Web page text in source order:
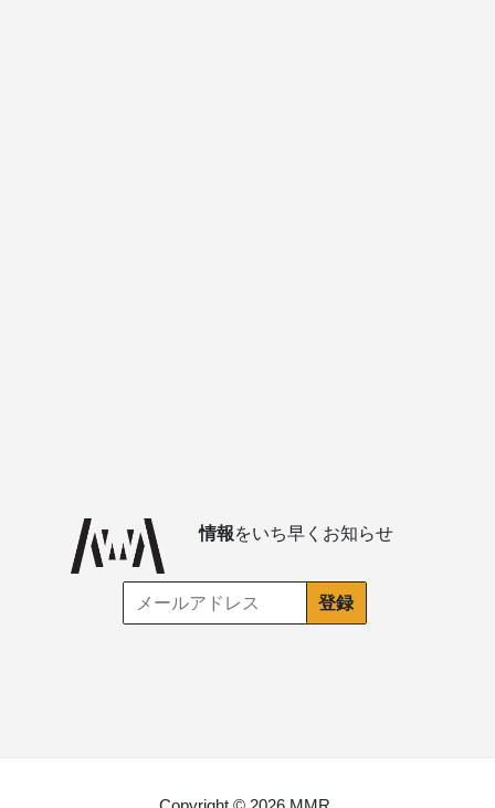
情報をいち早くお知らせ